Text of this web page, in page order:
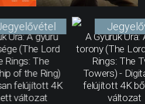
Ura: A gyűrű
(The Lord
Rings: The
of the Ring)
felújított 4K
változat
A Gyűrűk Ura:
torony (The
Rings: The
Towers) -
felújított 4K
változat